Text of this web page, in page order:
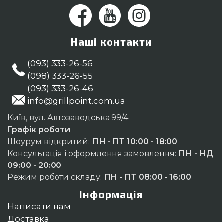
Наші контакти
(093) 333-26-56
(098) 333-26-55
(093) 333-26-46
info@grillpoint.com.ua
Київ, вул. Автозаводська 99/4
Графік роботи
Шоурум відкритий: ПН - ПТ 10:00 - 18:00
Консультація і оформлення замовлення: ПН - НД
09:00 - 20:00
Режим роботи складу: ПН - ПТ 08:00 - 16:00
Інформація
Написати нам
Доставка